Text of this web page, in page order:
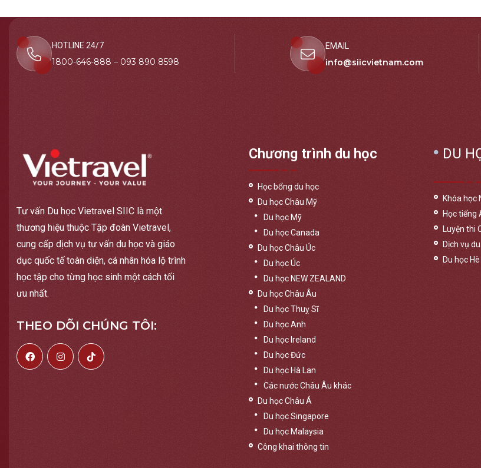
HOTLINE 24/7
1800-646-888 – 093 890 8598
EMAIL
info@siicvietnam.com
Tư vấn Du học Vietravel SIIC là một
thương hiệu thuộc Tập đoàn Vietravel,
cung cấp dịch vụ tư vấn du học và giáo
dục quốc tế toàn diện, cá nhân hóa lộ trình
học tập cho từng học sinh một cách tối
ưu nhất.
THEO DÕI CHÚNG TÔI:
Chương trình du học
Học bổng du học
Du học Châu Mỹ
Du học Mỹ
Du học Canada
Du học Châu Úc
Du học Úc
Du học NEW ZEALAND
Du học Châu Âu
Du học Thuỵ Sĩ
Du học Anh
Du học Ireland
Du học Đức
Du học Hà Lan
Các nước Châu Âu khác
Du học Châu Á
Du học Singapore
Du học Malaysia
Công khai thông tin
DU
Khóa học
Học tiếng
Luyện thi
Dịch vụ
Du học